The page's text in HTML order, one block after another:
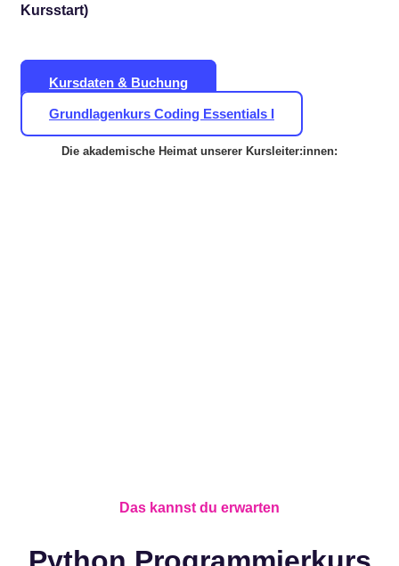
Kursstart)
Kursdaten & Buchung
Grundlagenkurs Coding Essentials I
Die akademische Heimat unserer Kursleiter:innen:
Das kannst du erwarten